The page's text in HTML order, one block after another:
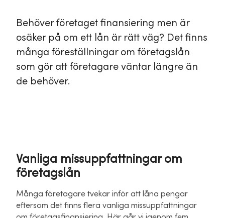
Behöver företaget finansiering men är
osäker på om ett lån är rätt väg? Det finns
många föreställningar om företagslån
som gör att företagare väntar längre än
de behöver.
Vanliga missuppfattningar om
företagslån
Många företagare tvekar inför att låna pengar
eftersom det finns flera vanliga missuppfattningar